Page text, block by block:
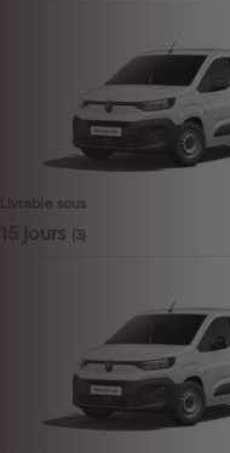
Livrable sous
15 jours (3)